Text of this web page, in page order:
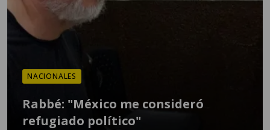
NACIONALES
Rabbé: "México me consideró
refugiado político"